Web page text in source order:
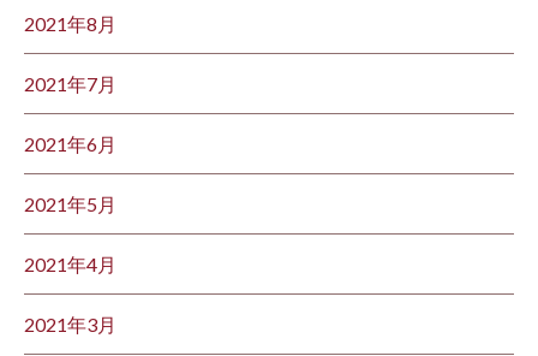
2021年8月
2021年7月
2021年6月
2021年5月
2021年4月
2021年3月